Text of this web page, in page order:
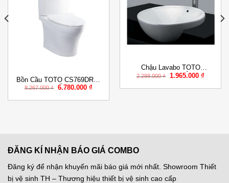
Bồn Cầu TOTO CS769DRT8
Hai Khối Nắp Êm TC600VS
8.267.000₫
Giá
là:
6.780.000 ₫Giá
tại
Add to
Wishlist
Chậu Lavabo TOTO
LT533R#XW Bán Âm Bàn
2.288.000₫
Giá
là:
1.965.000 ₫Giá
tại
ĐĂNG KÍ NHẬN BÁO GIÁ COMBO
Đăng ký để nhận khuyến mãi báo giá mới nhất. Showroom Thiết
bị vệ sinh TH – Thương hiệu thiết bị vệ sinh cao cấp